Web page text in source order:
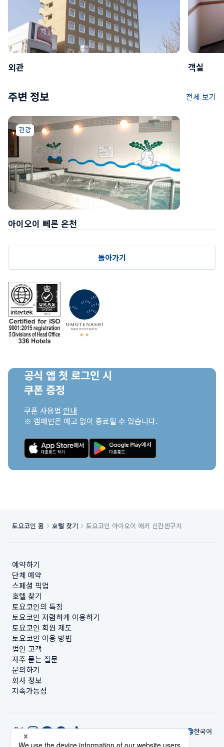
외관 객실
주변 정보 전체 보기
아이오이 뻬론 온천
관광
돌아가기
공식 앱 첫 로그인 시
쿠폰 증정
쿠폰 사용법 안내
※ 캠페인은 예고 없이 종료될 수 있습니다.
토요코인 홈 호텔 찾기 토요코인 아이오이 에키 신칸센구치
예약하기
단체 예약
스페셜 픽업
호텔 찾기
토요코인의 특징
토요코인 저렴하게 이용하기
토요코인 회원 제도
토요코인 이용 방법
법인 고객
자주 묻는 질문
문의하기
회사 정보
지속가능성
한국어